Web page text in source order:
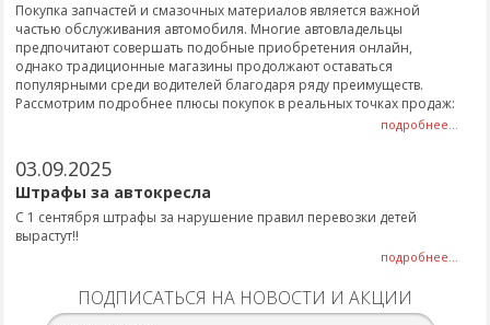
Покупка запчастей и смазочных материалов является важной
частью обслуживания автомобиля. Многие автовладельцы
предпочитают совершать подобные приобретения онлайн,
однако традиционные магазины продолжают оставаться
популярными среди водителей благодаря ряду преимуществ.
Рассмотрим подробнее плюсы покупок в реальных точках продаж:
подробнее...
03.09.2025
Штрафы за автокресла
С 1 сентября штрафы за нарушение правил перевозки детей
вырастут!!
подробнее...
ПОДПИСАТЬСЯ НА НОВОСТИ И АКЦИИ